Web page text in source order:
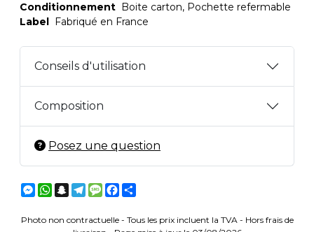
Conditionnement Boite carton, Pochette refermable
Label Fabriqué en France
Conseils d'utilisation
Composition
Posez une question
Messenger
WhatsApp
Snapchat
Telegram
MessageFacebook
Photo non contractuelle - Tous les prix incluent la TVA - Hors frais de